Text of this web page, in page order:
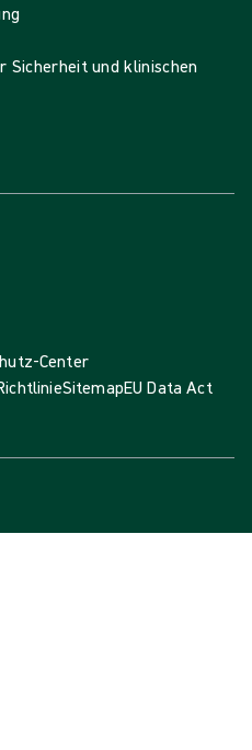
Sicherheit und klinischen
Center
SitemapEU Data Act